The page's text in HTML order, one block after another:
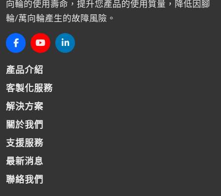
向輪的使用壽命，提升您產品的使用質量，降低因腳
輪/萬向輪產生的故障風險。
產品介紹
客製化服務
解決方案
關於我們
支援服務
最新消息
聯絡我們